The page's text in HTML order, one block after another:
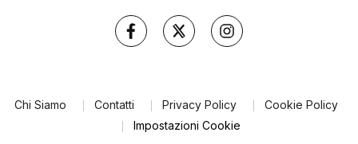
Chi Siamo Contatti Privacy Policy
Cookie Policy
Impostazioni Cookie